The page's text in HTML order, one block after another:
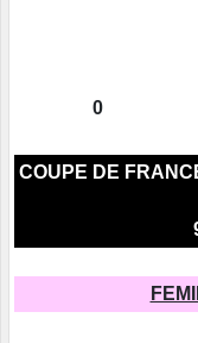
0
COUPE DE